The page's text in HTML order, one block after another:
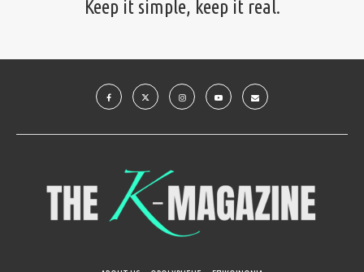
Keep it simple, keep it real.